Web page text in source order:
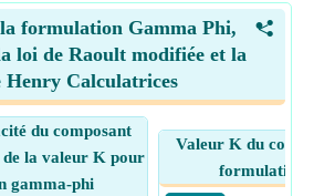
<
formulation Gamma Phi,
loi de Raoult modifiée et la
Henry Calculatrices
du composant
la valeur K pour
gamma-phi
Valeur K du
formulation